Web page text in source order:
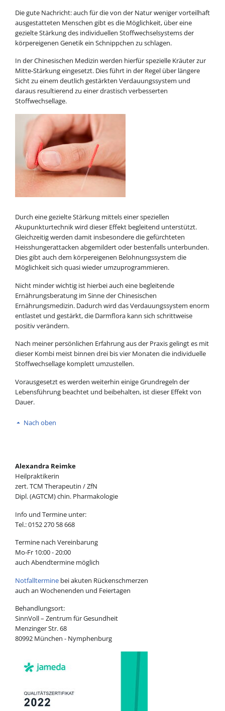
Die gute Nachricht: auch für die von der Natur weniger vorteilhaft
ausgestatteten Menschen gibt es die Möglichkeit, über eine
gezielte Stärkung des individuellen Stoffwechselsystems der
körpereigenen Genetik ein Schnippchen zu schlagen.
In der Chinesischen Medizin werden hierfür spezielle Kräuter zur
Mitte-Stärkung eingesetzt. Dies führt in der Regel über längere
Sicht zu einem deutlich gestärkten Verdauungssystem und
daraus resultierend zu einer drastisch verbesserten
Stoffwechsellage.
Durch eine gezielte Stärkung mittels einer speziellen
Akupunkturtechnik wird dieser Effekt begleitend unterstützt.
Gleichzeitig werden damit insbesondere die gefürchteten
Heisshungerattacken abgemildert oder bestenfalls unterbunden.
Dies gibt auch dem körpereigenen Belohnungssystem die
Möglichkeit sich quasi wieder umzuprogrammieren.
Nicht minder wichtig ist hierbei auch eine begleitende
Ernährungsberatung im Sinne der Chinesischen
Ernährungsmedizin. Dadurch wird das Verdauungssystem enorm
entlastet und gestärkt, die Darmflora kann sich schrittweise
positiv verändern.
Nach meiner persönlichen Erfahrung aus der Praxis gelingt es mit
dieser Kombi meist binnen drei bis vier Monaten die individuelle
Stoffwechsellage komplett umzustellen.
Vorausgesetzt es werden weiterhin einige Grundregeln der
Lebensführung beachtet und beibehalten, ist dieser Effekt von
Dauer.
Nach oben
Alexandra Reimke
Heilpraktikerin
zert. TCM Therapeutin / ZfN
Dipl. (AGTCM) chin. Pharmakologie
Info und Termine unter:
Tel.: 0152 270 58 668
Termine nach Vereinbarung
Mo-Fr 10:00 - 20:00
auch Abendtermine möglich
Notfallterminebei akuten Rückenschmerzen
auch an Wochenenden und Feiertagen
Behandlungsort:
SinnVoll – Zentrum für Gesundheit
Menzinger Str. 68
80992 München - Nymphenburg